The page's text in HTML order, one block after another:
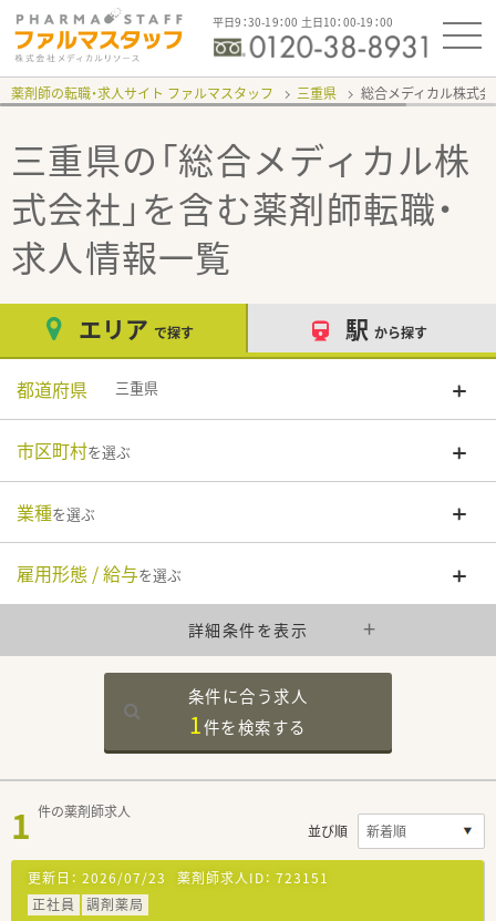
平日9：30-19：00 土日10：00-19：00
薬剤師の転職・求人サイト ファルマスタッフ 三重県 総合メディカル株式
三重県の「総合メディカル株
式会社」 を含む薬剤師転職・
求人情報一覧
エリア で探す 駅 から探す
都道府県 三重県
市区町村を選ぶ
業種を選ぶ
雇用形態 / 給与を選ぶ
詳細条件を表示
条件に合う求人
1件を検索する
1 件の薬剤師求人
並び順
更新日： 2026/07/23 薬剤師求人ID： 723151
正社員
調剤薬局